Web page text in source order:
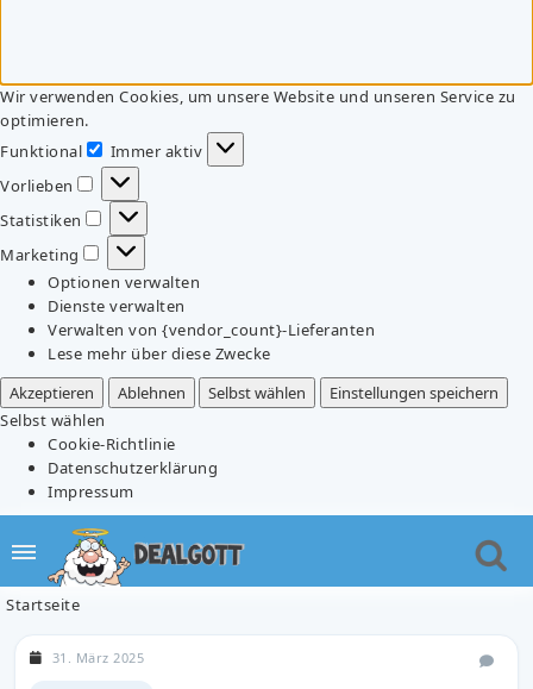
Wir verwenden Cookies, um unsere Website und unseren Service zu
optimieren.
Funktional
Funktional
Immer aktiv
Vorlieben
Vorlieben
Statistiken
Statistiken
Marketing
Marketing
Optionen verwalten
Dienste verwalten
Verwalten von {vendor_count}-Lieferanten
Lese mehr über diese Zwecke
Akzeptieren
Ablehnen Selbst wählen
Einstellungen speichern
Selbst wählen
Cookie-Richtlinie
Datenschutzerklärung
Impressum
Startseite
31. März 2025